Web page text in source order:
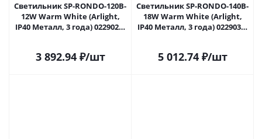
Светильник SP-RONDO-120B-
12W Warm White (Arlight,
IP40 Металл, 3 года) 022902 в
3 892.94₽/шт
Светильник SP-RONDO-140B-
18W Warm White (Arlight,
IP40 Металл, 3 года) 022903 в
5 012.74₽/шт